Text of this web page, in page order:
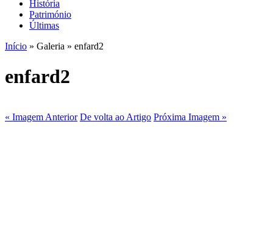
História
Património
Últimas
Início » Galeria » enfard2
enfard2
« Imagem Anterior De volta ao Artigo Próxima Imagem »